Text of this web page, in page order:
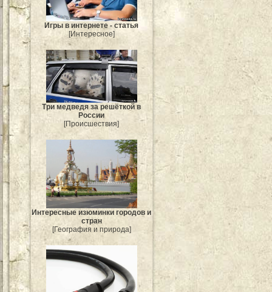
Игры в интернете - статья
[Интересное]
Три медведя за решёткой в
России
[Происшествия]
Интересные изюминки городов и
стран
[География и природа]